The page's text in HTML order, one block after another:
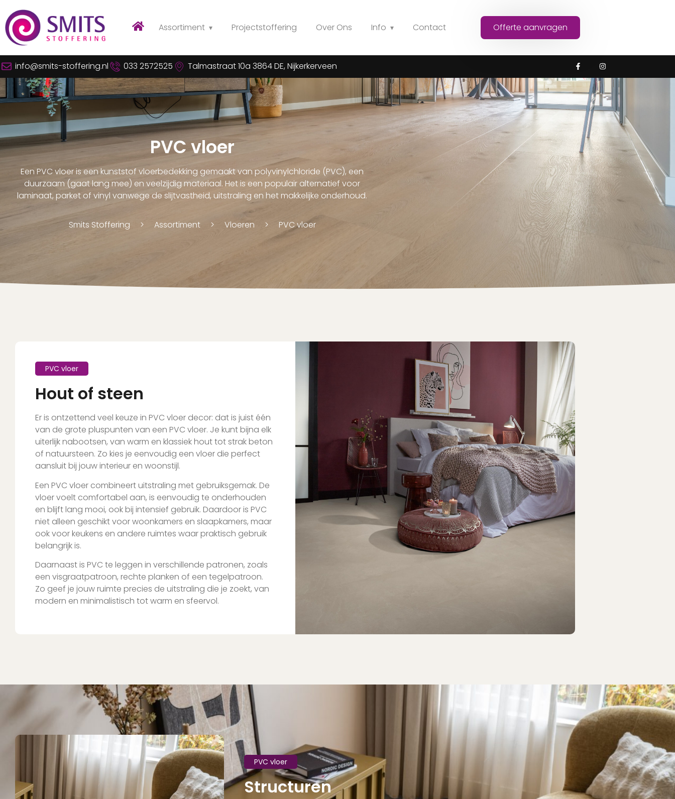
Assortiment Projectstoffering Over Ons Info Contact Offerte aanvragen
info@smits-stoffering.nl 033 2572525 Talmastraat 10a 3864 DE, Nijkerkerveen
PVC vloer
Een PVC vloer is een kunststof vloerbedekking gemaakt van polyvinylchloride (PVC), een
duurzaam (gaat lang mee) en veelzijdig materiaal. Het is een populair alternatief voor
laminaat, parket of vinyl vanwege de slijtvastheid, uitstraling en het makkelijke onderhoud.
Smits Stoffering Assortiment Vloeren PVC vloer
PVC vloer
Hout of steen
Er is ontzettend veel keuze in PVC vloer decor: dat is juist één
van de grote pluspunten van een PVC vloer. Je kunt bijna elk
uiterlijk nabootsen, van warm en klassiek hout tot strak beton
of natuursteen. Zo kies je eenvoudig een vloer die perfect
aansluit bij jouw interieur en woonstijl.
Een PVC vloer combineert uitstraling met gebruiksgemak. De
vloer voelt comfortabel aan, is eenvoudig te onderhouden
en blijft lang mooi, ook bij intensief gebruik. Daardoor is PVC
niet alleen geschikt voor woonkamers en slaapkamers, maar
ook voor keukens en andere ruimtes waar praktisch gebruik
belangrijk is.
Daarnaast is PVC te leggen in verschillende patronen, zoals
een visgraatpatroon, rechte planken of een tegelpatroon.
Zo geef je jouw ruimte precies de uitstraling die je zoekt, van
modern en minimalistisch tot warm en sfeervol.
PVC vloer
Structuren